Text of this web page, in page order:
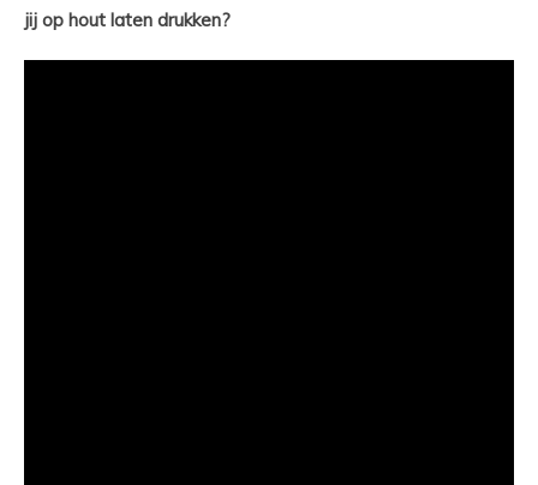
jij op hout laten drukken?